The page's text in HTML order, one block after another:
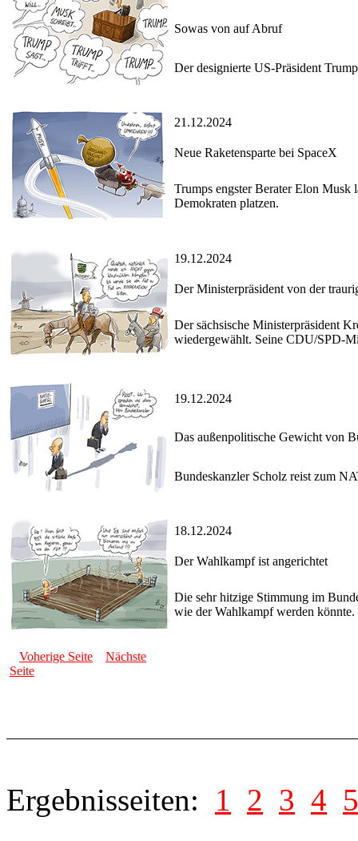
Sowas von auf Abruf
Der designierte US-Präsident
21.12.2024
Neue Raketensparte bei SpaceX
Trumps engster Berater Elon Musk
Demokraten platzen.
19.12.2024
Der Ministerpräsident von der
Der sächsische Ministerpräsident
wiedergewählt. Seine CDU/SPD-
19.12.2024
Das außenpolitische Gewicht von
Bundeskanzler Scholz reist zum
18.12.2024
Der Wahlkampf ist angerichtet
Die sehr hitzige Stimmung im
wie der Wahlkampf werden könnte.
Voherige Seite
Nächste
Seite
Ergebnisseiten: 1 2 3 4 5